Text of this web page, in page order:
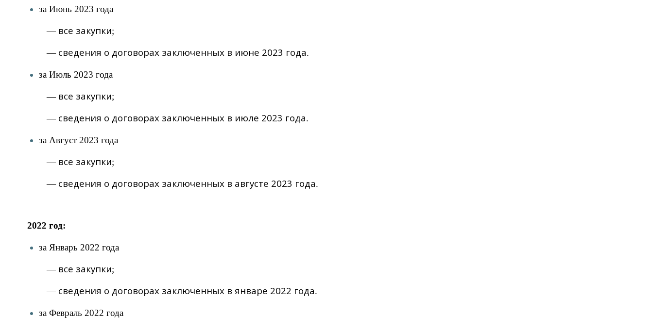
за Июнь 2023 года
— все закупки;
— сведения о договорах заключенных в июне 2023 года.
за Июль 2023 года
— все закупки;
— сведения о договорах заключенных в июле 2023 года.
за Август 2023 года
— все закупки;
— сведения о договорах заключенных в августе 2023 года.
2022 год:
за Январь 2022 года
— все закупки;
— сведения о договорах заключенных в январе 2022 года.
за Февраль 2022 года